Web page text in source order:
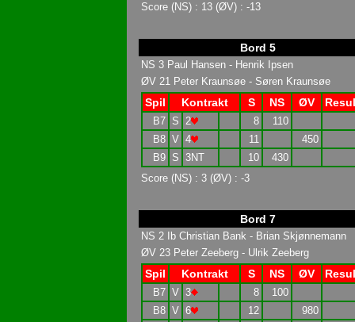
Score (NS) : 13 (ØV) : -13
Bord 5
NS 3 Paul Hansen - Henrik Ipsen
ØV 21 Peter Kraunsøe - Søren Kraunsøe
Spil Kontrakt S NS ØV
B7 S 2 8
110
B8 V 4 11
450
B9 S 3NT 10
430
Score (NS) : 3 (ØV) : -3
Bord 7
NS 2 Ib Christian Bank - Brian Skjønnemann
ØV 23 Peter Zeeberg - Ulrik Zeeberg
Spil Kontrakt S NS ØV
B7 V 3 8
100
B8 V 6 12
980